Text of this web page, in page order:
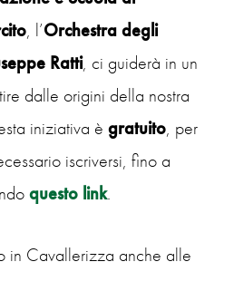
, l’Orchestra degli
Ratti, ci guiderà in un
dalle origini della nostra
iniziativa è gratuito, per
iscriversi, fino a
questo link.
in Cavallerizza anche alle